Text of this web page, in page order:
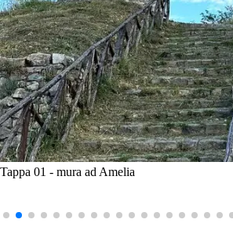
Tappa 01 - mura ad Amelia